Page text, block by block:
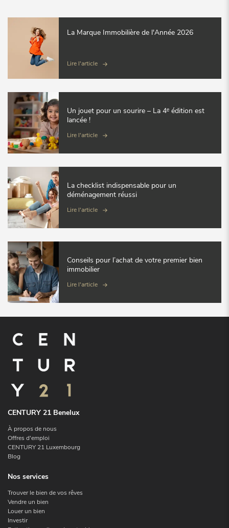
La Marque Immobilière de l'Année 2026
Lire l'article
Un jouet pour un sourire – La 4ᵉ édition est
lancée !
Lire l'article
La checklist indispensable pour un
déménagement réussi
Lire l'article
Conseils pour l’achat de votre premier bien
immobilier
Lire l'article
CENTURY 21 Benelux
À propos de nous
Offres d'emploi
CENTURY 21 Luxembourg
Blog
Nos services
Trouver le bien de vos rêves
Vendre un bien
Louer un bien
Investir